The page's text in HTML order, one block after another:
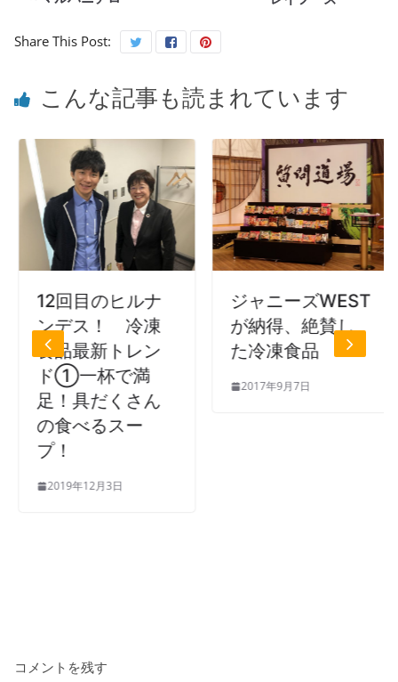
Share This Post:
こんな記事も読まれています
12回目のヒルナ
ンデス！ 冷凍
食品最新トレン
ド①一杯で満
足！具だくさん
の食べるスー
プ！
2019年12月3日
ジャニーズWEST
が納得、絶賛し
た冷凍食品
2017年9月7日
コメントを残す